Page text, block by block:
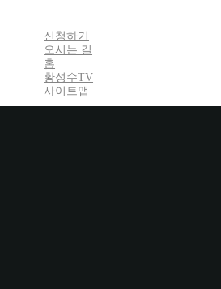
신청하기
오시는 길
홈
황성수TV
사이트맵